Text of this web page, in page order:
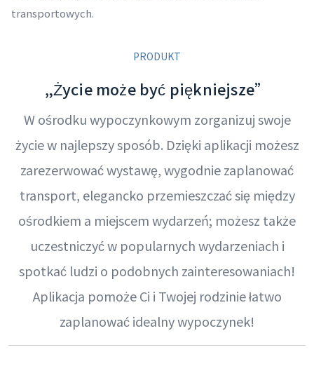
transportowych.
PRODUKT
„Życie może być piękniejsze”
W ośrodku wypoczynkowym zorganizuj swoje
życie w najlepszy sposób. Dzięki aplikacji możesz
zarezerwować wystawę, wygodnie zaplanować
transport, elegancko przemieszczać się między
ośrodkiem a miejscem wydarzeń; możesz także
uczestniczyć w popularnych wydarzeniach i
spotkać ludzi o podobnych zainteresowaniach!
Aplikacja pomoże Ci i Twojej rodzinie łatwo
zaplanować idealny wypoczynek!